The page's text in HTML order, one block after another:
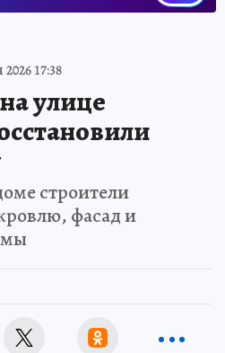
17:38
улице
строители
фасад и